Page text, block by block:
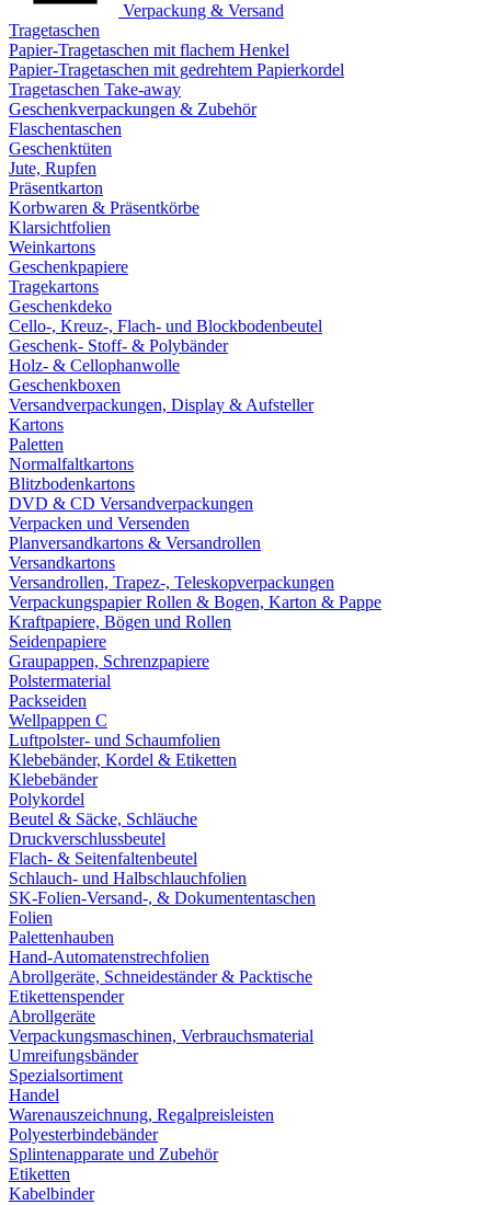
Verpackung & Versand
Tragetaschen
Papier-Tragetaschen mit flachem Henkel
Papier-Tragetaschen mit gedrehtem Papierkordel
Tragetaschen Take-away
Geschenkverpackungen & Zubehör
Flaschentaschen
Geschenktüten
Jute, Rupfen
Präsentkarton
Korbwaren & Präsentkörbe
Klarsichtfolien
Weinkartons
Geschenkpapiere
Tragekartons
Geschenkdeko
Cello-, Kreuz-, Flach- und Blockbodenbeutel
Geschenk- Stoff- & Polybänder
Holz- & Cellophanwolle
Geschenkboxen
Versandverpackungen, Display & Aufsteller
Kartons
Paletten
Normalfaltkartons
Blitzbodenkartons
DVD & CD Versandverpackungen
Verpacken und Versenden
Planversandkartons & Versandrollen
Versandkartons
Versandrollen, Trapez-, Teleskopverpackungen
Verpackungspapier Rollen & Bogen, Karton & Pappe
Kraftpapiere, Bögen und Rollen
Seidenpapiere
Graupappen, Schrenzpapiere
Polstermaterial
Packseiden
Wellpappen C
Luftpolster- und Schaumfolien
Klebebänder, Kordel & Etiketten
Klebebänder
Polykordel
Beutel & Säcke, Schläuche
Druckverschlussbeutel
Flach- & Seitenfaltenbeutel
Schlauch- und Halbschlauchfolien
SK-Folien-Versand-, & Dokumententaschen
Folien
Palettenhauben
Hand-Automatenstrechfolien
Abrollgeräte, Schneideständer & Packtische
Etikettenspender
Abrollgeräte
Verpackungsmaschinen, Verbrauchsmaterial
Umreifungsbänder
Spezialsortiment
Handel
Warenauszeichnung, Regalpreisleisten
Polyesterbindebänder
Splintenapparate und Zubehör
Etiketten
Kabelbinder